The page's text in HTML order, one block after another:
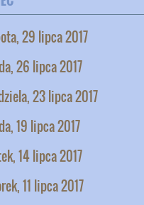
29 lipca 2017
26 lipca 2017
23 lipca 2017
19 lipca 2017
14 lipca 2017
11 lipca 2017